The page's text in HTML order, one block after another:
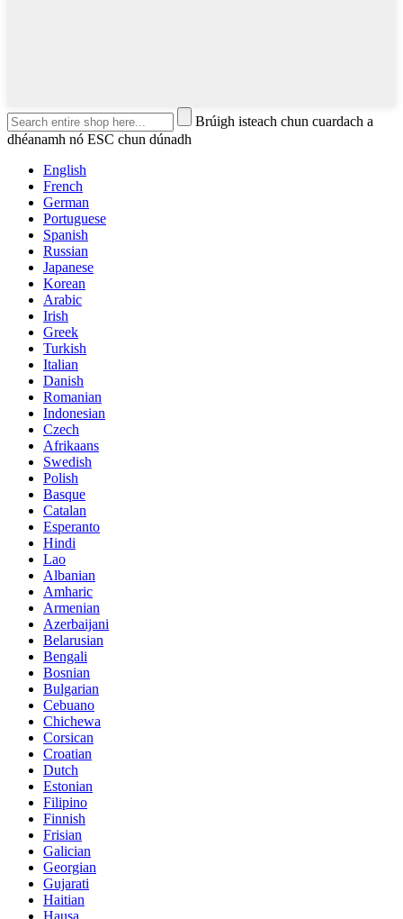
Brúigh isteach chun cuardach a
dhéanamh nó ESC chun dúnadh
English
French
German
Portuguese
Spanish
Russian
Japanese
Korean
Arabic
Irish
Greek
Turkish
Italian
Danish
Romanian
Indonesian
Czech
Afrikaans
Swedish
Polish
Basque
Catalan
Esperanto
Hindi
Lao
Albanian
Amharic
Armenian
Azerbaijani
Belarusian
Bengali
Bosnian
Bulgarian
Cebuano
Chichewa
Corsican
Croatian
Dutch
Estonian
Filipino
Finnish
Frisian
Galician
Georgian
Gujarati
Haitian
Hausa